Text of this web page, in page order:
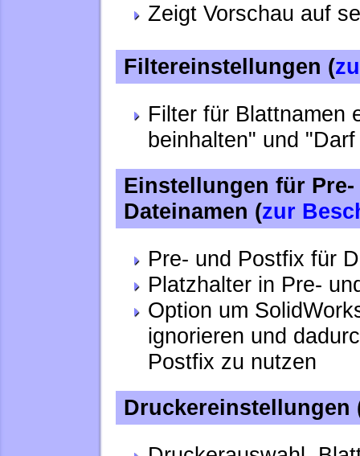
Zeigt Vorschau auf
Filtereinstellungen (
Filter für Blattnamen
beinhalten" und
Einstellungen für
Dateinamen (zur
Pre- und Postfix für
Platzhalter in Pre-
Option um
ignorieren und
Postfix zu nutzen
Druckereinstellungen